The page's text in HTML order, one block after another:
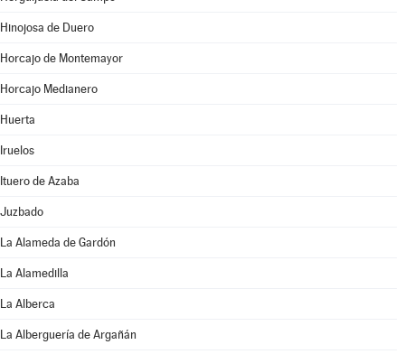
Hinojosa de Duero
Horcajo de Montemayor
Horcajo Medianero
Huerta
Iruelos
Ituero de Azaba
Juzbado
La Alameda de Gardón
La Alamedilla
La Alberca
La Alberguería de Argañán